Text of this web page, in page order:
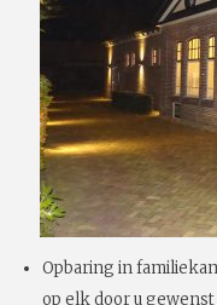
Opbaring in
op elk door u